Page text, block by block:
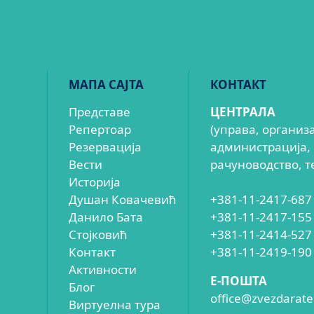
МАПА САЈТА
Представе
Репертоар
Резервација
Вести
Историја
Душан Ковачевић
Данило Бата
Стојковић
Контакт
Активности
Блог
Виртуелна тура
КОНТАКТ
ЦЕНТРАЛА
(управа,
администрација,
рачуноводство,
+381-11-2417-687
+381-11-2417-155
+381-11-2414-527
+381-11-2419-190
E-ПОШТА